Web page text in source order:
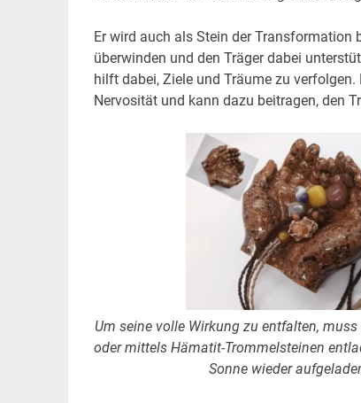
Er wird auch als Stein der Transformation
überwinden und den Träger dabei
hilft dabei, Ziele und Träume zu
Nervosität und kann dazu beitragen, den
Um seine volle Wirkung zu entfalten,
oder mittels Hämatit-Trommelsteinen
Sonne wieder